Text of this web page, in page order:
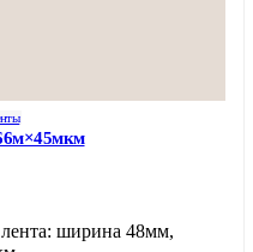
ширина 48мм,